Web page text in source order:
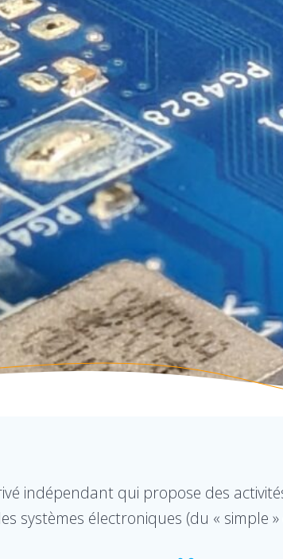
indépendant qui propose des
systèmes électroniques (du « simple